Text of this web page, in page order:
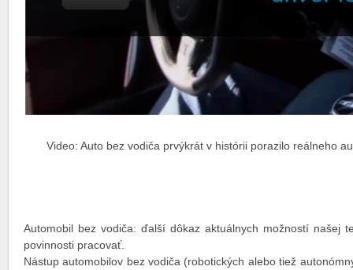
Video: Auto bez vodiča prvýkrát v histórii porazilo reálneho
Automobil bez vodiča: ďalší dôkaz aktuálnych možností našej
povinnosti pracovať.
Nástup automobilov bez vodiča (robotických alebo tiež